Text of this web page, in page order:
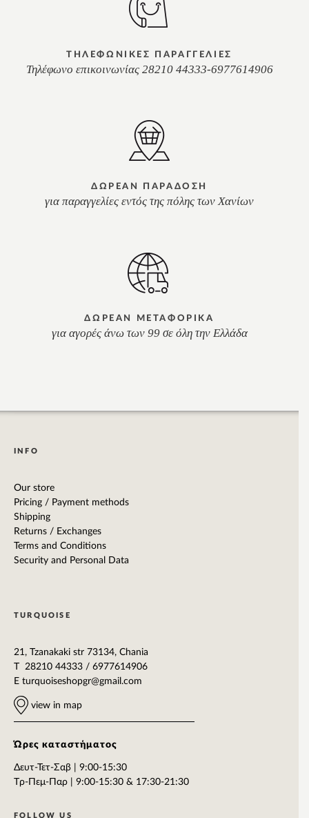
ΤΗΛΕΦΩΝΙΚΕΣ ΠΑΡΑΓΓΕΛΙΕΣ
Τηλέφωνο επικοινωνίας 28210 44333-6977614906
ΔΩΡΕΑΝ ΠΑΡΑΔΟΣΗ
για παραγγελίες εντός της πόλης των Χανίων
ΔΩΡΕΑΝ ΜΕΤΑΦΟΡΙΚΑ
για αγορές άνω των 99 σε όλη την Ελλάδα
INFO
Our store
Pricing / Payment methods
Shipping
Returns / Exchanges
Terms and Conditions
Security and Personal Data
TURQUOISE
21, Tzanakaki str 73134, Chania
T 28210 44333 / 6977614906
E turquoiseshopgr@gmail.com
view in map
Ώρες καταστήματος
Δευτ-Τετ-Σαβ | 9:00-15:30
Tρ-Πεμ-Παρ | 9:00-15:30 & 17:30-21:30
FOLLOW US